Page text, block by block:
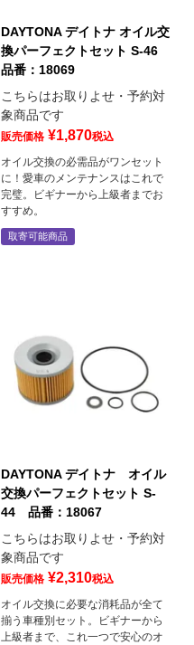
DAYTONA デイトナ オイル交
換パーフェクトセット S-46
品番：18069
こちらはお取りよせ・予約対
象商品です
販売価格 ¥1,870税込
オイル交換の必需品がワンセット
に！愛車のメンテナンスはこれで
完璧。ビギナーから上級者までお
すすめ。
取寄可能商品
DAYTONA デイトナ オイル
交換パーフェクトセット S-
44 品番：18067
こちらはお取りよせ・予約対
象商品です
販売価格 ¥2,310税込
オイル交換に必要な消耗品が全て
揃う車種別セット。ビギナーから
上級者まで、これ一つで安心のオ